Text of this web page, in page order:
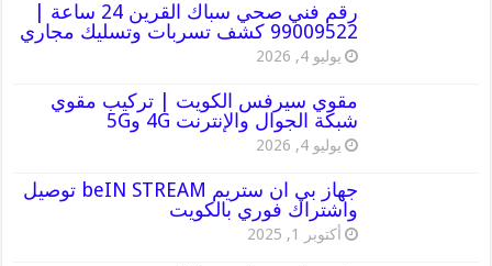
رقم فني صحي سباك القرين 24 ساعة |
99009522 كشف تسربات وتسليك مجاري
يوليو 4, 2026
مقوي سيرفس الكويت | تركيب مقوي
شبكة الجوال والإنترنت 4G و5G
يوليو 4, 2026
جهاز بي ان ستريم beIN STREAM توصيل
واشتراك فوري بالكويت
أكتوبر 1, 2025